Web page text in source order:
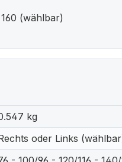
(wählbar)
kg
oder Links